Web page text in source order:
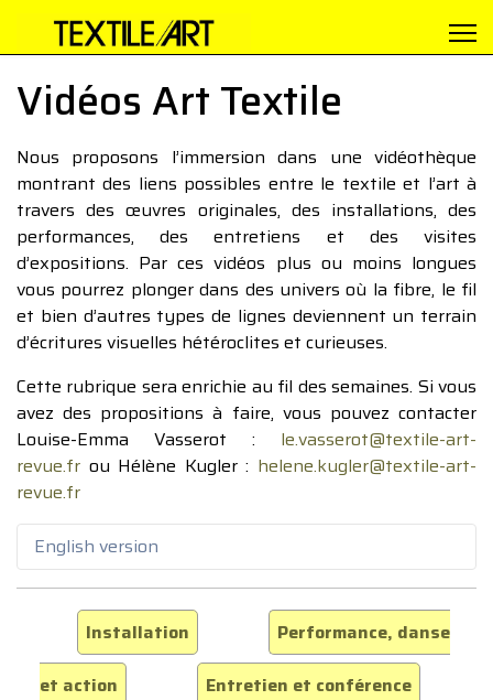
Vidéos Art Textile
Nous proposons l’immersion dans une vidéothèque
montrant des liens possibles entre le textile et l’art à
travers des œuvres originales, des installations, des
performances, des entretiens et des visites
d’expositions. Par ces vidéos plus ou moins longues
vous pourrez plonger dans des univers où la fibre, le fil
et bien d’autres types de lignes deviennent un terrain
d’écritures visuelles hétéroclites et curieuses.
Cette rubrique sera enrichie au fil des semaines. Si vous
avez des propositions à faire, vous pouvez contacter
Louise-Emma Vasserot : le.vasserot@textile-art-
revue.fr ou Hélène Kugler : helene.kugler@textile-art-
revue.fr
English version
Installation
Performance, danse
et action
Entretien et conférence